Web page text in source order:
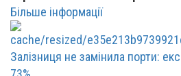
Більше інформації
Залізниця не замінила порти: